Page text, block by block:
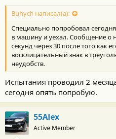
Buhych написал(а):
Специально попробовал
в машину и уехал. Сообщение о
секунд через 30 после того как
восклицательный знак в
неудобств.
Испытания проводил 2
сегодня опять попробую.
55Alex
Active Member